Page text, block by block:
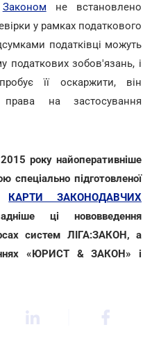
Законом не встановлено
у рамках податкового
податківці можуть
податкових зобов'язань, і
її оскаржити, він
права на застосування
року найоперативніше
спеціально підготовленої
КАРТИ ЗАКОНОДАВЧИХ
ці нововведення
систем ЛІГА:ЗАКОН, а
«ЮРИСТ & ЗАКОН» і